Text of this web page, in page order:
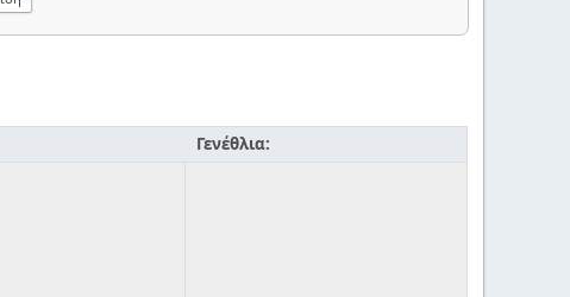
Γενέθλια: